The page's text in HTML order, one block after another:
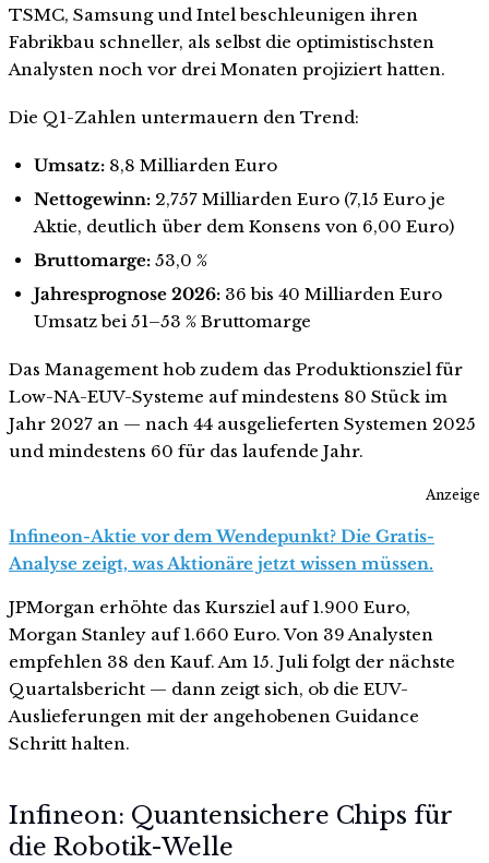
TSMC, Samsung und Intel beschleunigen ihren
Fabrikbau schneller, als selbst die optimistischsten
Analysten noch vor drei Monaten projiziert hatten.
Die Q1-Zahlen untermauern den Trend:
Umsatz:8,8 Milliarden Euro
Nettogewinn:2,757 Milliarden Euro (7,15 Euro je
Aktie, deutlich über dem Konsens von 6,00 Euro)
Bruttomarge:53,0 %
Jahresprognose 2026:36 bis 40 Milliarden Euro
Umsatz bei 51–53 % Bruttomarge
Das Management hob zudem das Produktionsziel für
Low-NA-EUV-Systeme auf mindestens 80 Stück im
Jahr 2027 an — nach 44 ausgelieferten Systemen 2025
und mindestens 60 für das laufende Jahr.
Anzeige
Infineon-Aktie vor dem Wendepunkt? Die Gratis-
Analyse zeigt, was Aktionäre jetzt wissen müssen.
JPMorgan erhöhte das Kursziel auf 1.900 Euro,
Morgan Stanley auf 1.660 Euro. Von 39 Analysten
empfehlen 38 den Kauf. Am 15. Juli folgt der nächste
Quartalsbericht — dann zeigt sich, ob die EUV-
Auslieferungen mit der angehobenen Guidance
Schritt halten.
Infineon: Quantensichere Chips für
die Robotik-Welle